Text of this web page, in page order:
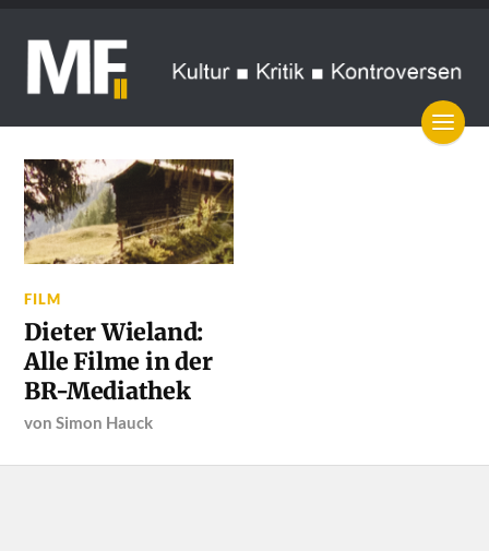
FILM
Dieter Wieland:
Alle Filme in der
BR-Mediathek
vonSimon Hauck